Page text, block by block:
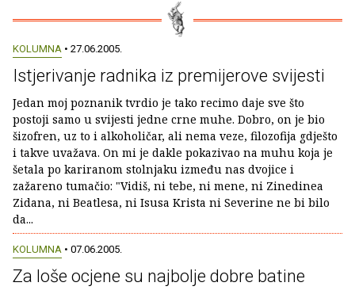
KOLUMNA • 27.06.2005.
Istjerivanje radnika iz premijerove svijesti
Jedan moj poznanik tvrdio je tako recimo daje sve što
postoji samo u svijesti jedne crne muhe. Dobro, on je bio
šizofren, uz to i alkoholičar, ali nema veze, filozofija gdješto
i takve uvažava. On mi je dakle pokazivao na muhu koja je
šetala po kariranom stolnjaku između nas dvojice i
zažareno tumačio: "Vidiš, ni tebe, ni mene, ni Zinedinea
Zidana, ni Beatlesa, ni Isusa Krista ni Severine ne bi bilo
da...
KOLUMNA • 07.06.2005.
Za loše ocjene su najbolje dobre batine